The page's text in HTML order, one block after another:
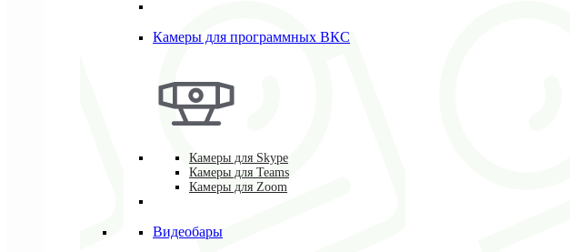
Камеры для программных ВКС
Камеры для Skype
Камеры для Teams
Камеры для Zoom
Видеобары